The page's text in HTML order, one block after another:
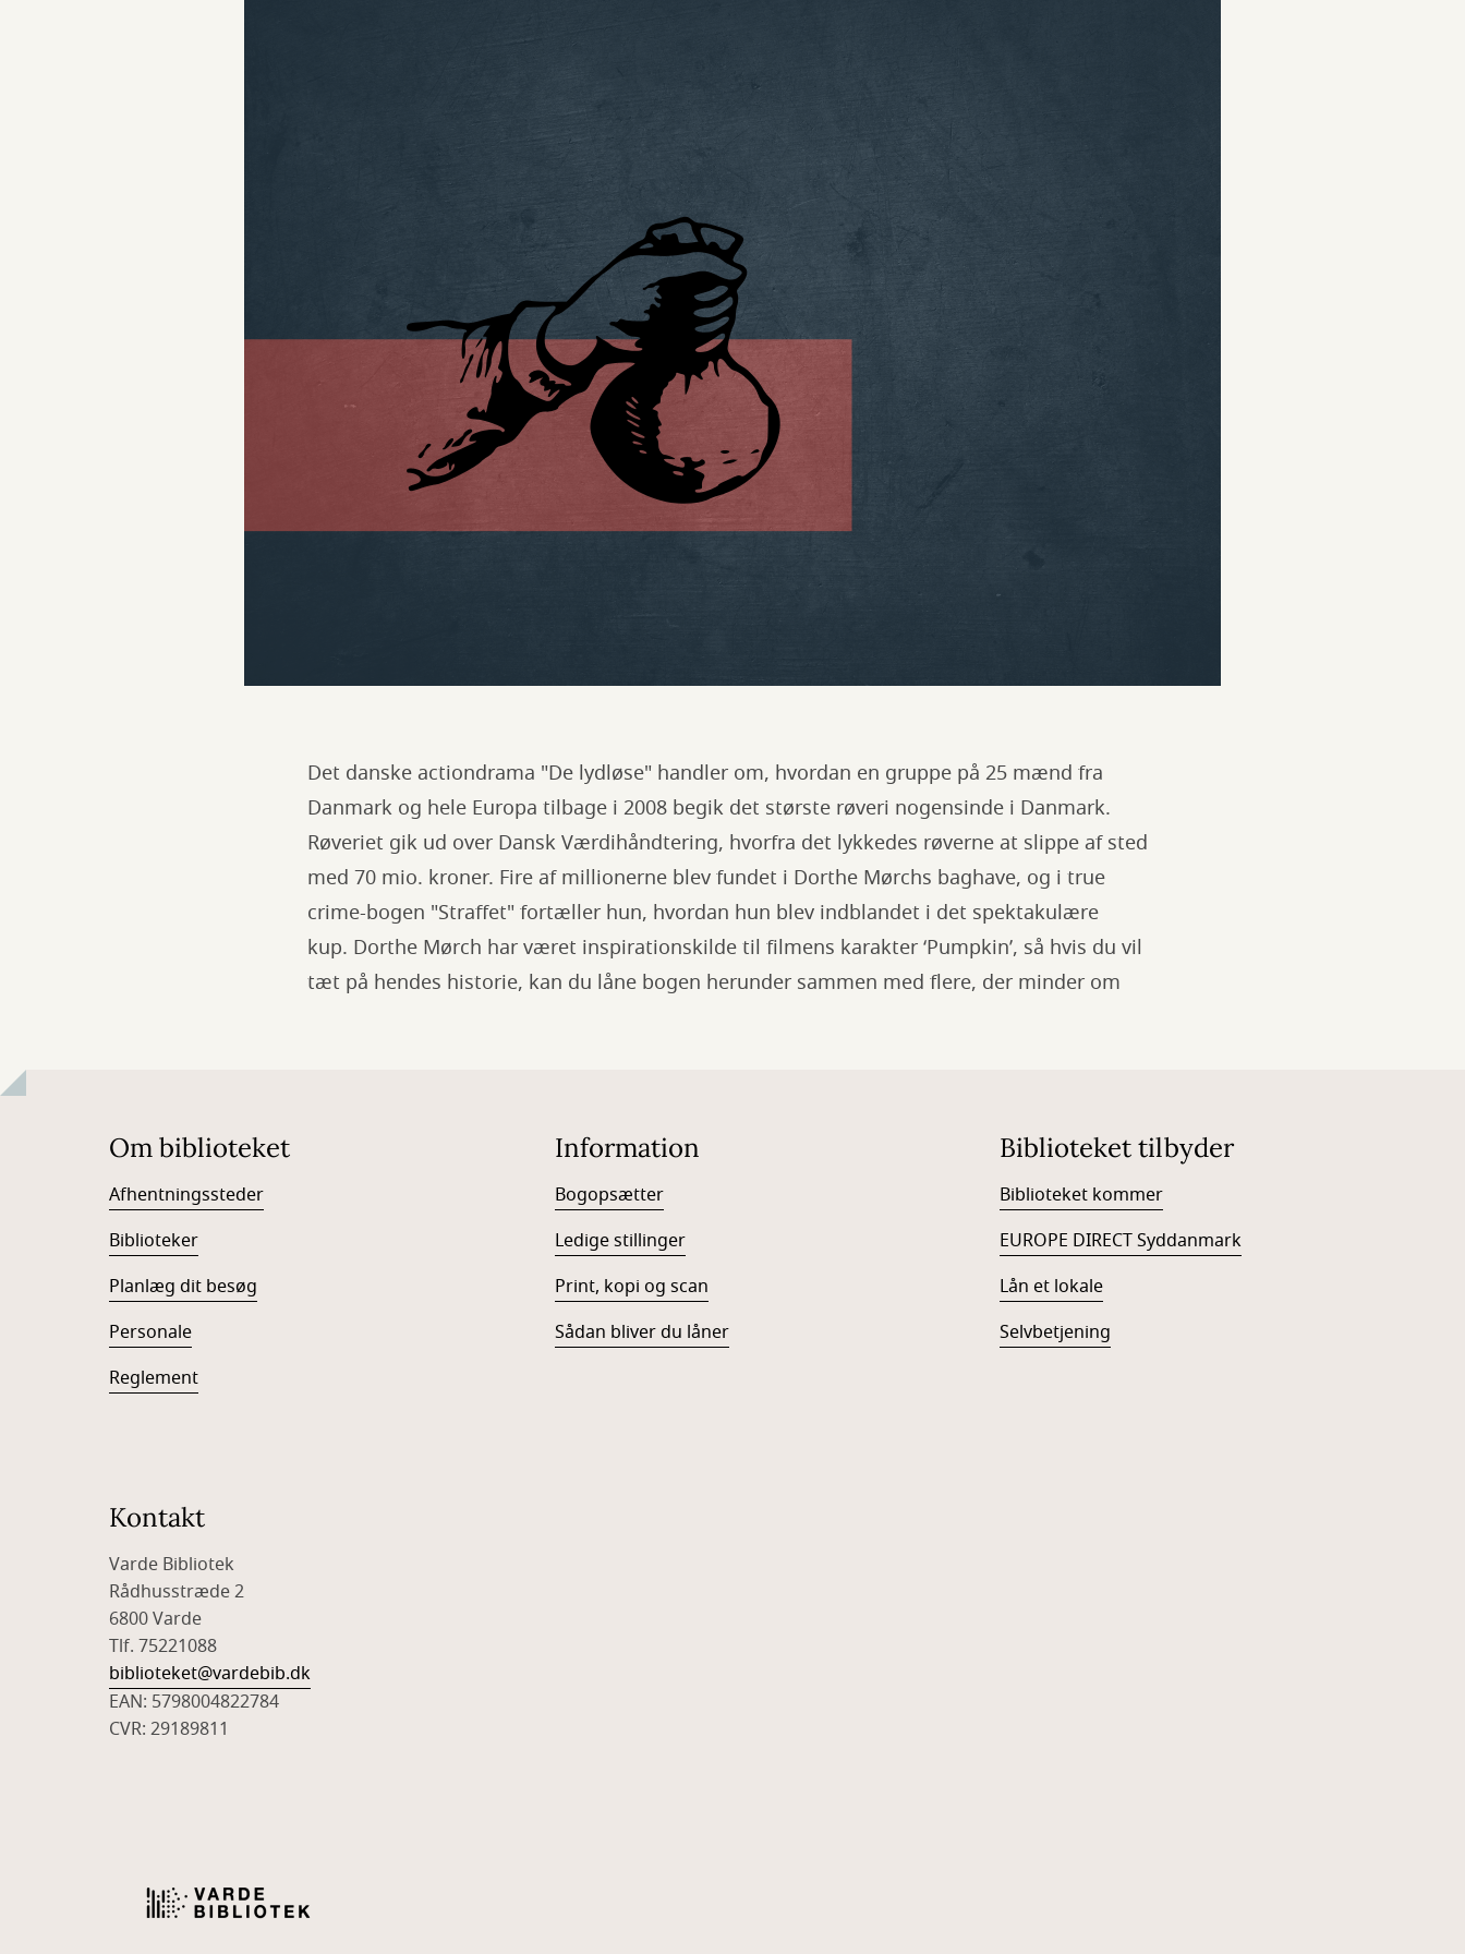
Det danske actiondrama "De lydløse" handler om, hvordan en gruppe på 25 mænd fra
Danmark og hele Europa tilbage i 2008 begik det største røveri nogensinde i Danmark.
Røveriet gik ud over Dansk Værdihåndtering, hvorfra det lykkedes røverne at slippe af sted
med 70 mio. kroner. Fire af millionerne blev fundet i Dorthe Mørchs baghave, og i true
crime-bogen "Straffet" fortæller hun, hvordan hun blev indblandet i det spektakulære
kup. Dorthe Mørch har været inspirationskilde til filmens karakter ‘Pumpkin’, så hvis du vil
tæt på hendes historie, kan du låne bogen herunder sammen med flere, der minder om
Om biblioteket
Afhentningssteder
Biblioteker
Planlæg dit besøg
Personale
Reglement
Information
Bogopsætter
Ledige stillinger
Print, kopi og scan
Sådan bliver du låner
Biblioteket tilbyder
Biblioteket kommer
EUROPE DIRECT Syddanmark
Lån et lokale
Selvbetjening
Kontakt
Varde Bibliotek
Rådhusstræde 2
6800 Varde
Tlf. 75221088
biblioteket@vardebib.dk
EAN: 5798004822784
CVR: 29189811